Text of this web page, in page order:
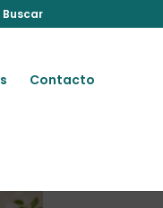
Buscar
Contacto